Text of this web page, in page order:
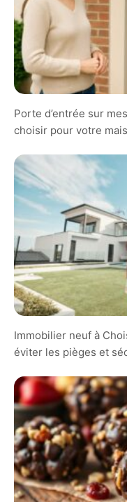
Porte d’entrée sur
choisir pour votre
Immobilier neuf à
éviter les pièges et